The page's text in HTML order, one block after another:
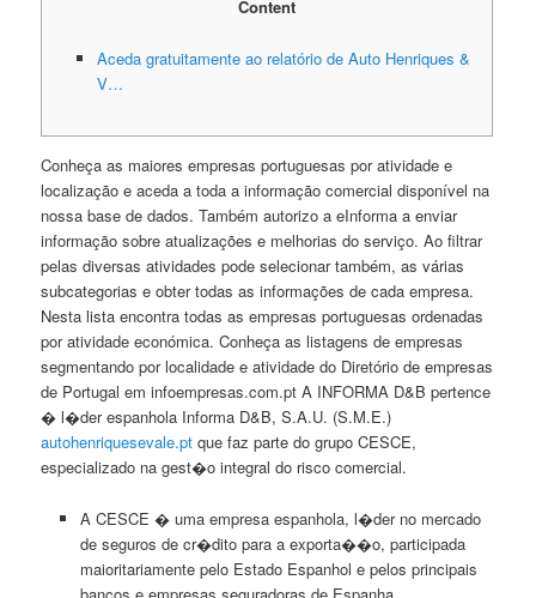
Content
Aceda gratuitamente ao relatório de Auto Henriques &
V…
Conheça as maiores empresas portuguesas por atividade e
localização e aceda a toda a informação comercial disponível na
nossa base de dados. Também autorizo a eInforma a enviar
informação sobre atualizações e melhorias do serviço. Ao filtrar
pelas diversas atividades pode selecionar também, as várias
subcategorias e obter todas as informações de cada empresa.
Nesta lista encontra todas as empresas portuguesas ordenadas
por atividade económica. Conheça as listagens de empresas
segmentando por localidade e atividade do Diretório de empresas
de Portugal em infoempresas.com.pt A INFORMA D&B pertence
� l�der espanhola Informa D&B, S.A.U. (S.M.E.)
autohenriquesevale.pt que faz parte do grupo CESCE,
especializado na gest�o integral do risco comercial.
A CESCE � uma empresa espanhola, l�der no mercado
de seguros de cr�dito para a exporta��o, participada
maioritariamente pelo Estado Espanhol e pelos principais
bancos e empresas seguradoras de Espanha.